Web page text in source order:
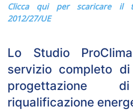
Clicca qui per scaricare il
2012/27/UE
Lo Studio
servizio completo
progettazione
riqualificazione